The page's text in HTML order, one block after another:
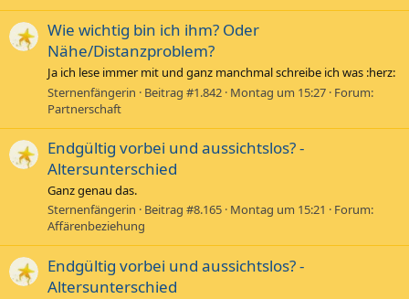
Wie wichtig bin ich ihm? Oder
Nähe/Distanzproblem?
Ja ich lese immer mit und ganz manchmal schreibe ich was :herz:
Sternenfängerin
Beitrag #1.842 Montag um 15:27 Forum:
Partnerschaft
Endgültig vorbei und aussichtslos? -
Altersunterschied
Ganz genau das.
Sternenfängerin
Beitrag #8.165 Montag um 15:21
Forum:
Affärenbeziehung
Endgültig vorbei und aussichtslos? -
Altersunterschied